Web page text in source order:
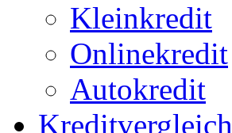
Kleinkredit
Onlinekredit
Autokredit
Kreditvergleich